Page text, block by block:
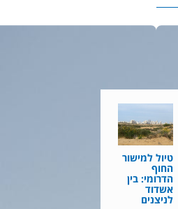
טיול למישור
החוף
הדרומי: בין
אשדוד
לניצנים